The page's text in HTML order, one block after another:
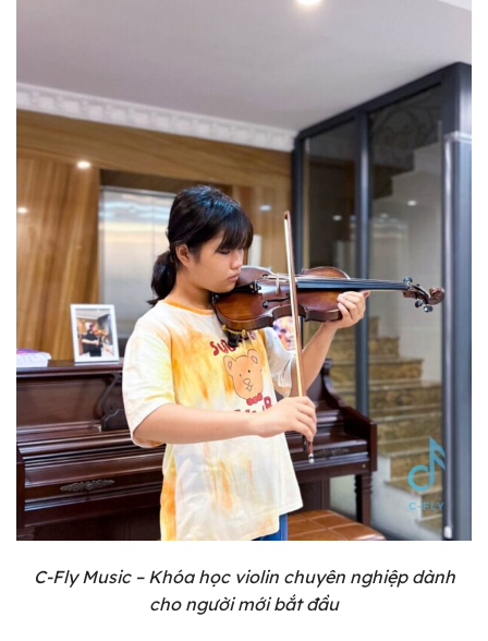
C-Fly Music – Khóa học violin chuyên nghiệp dành
cho người mới bắt đầu